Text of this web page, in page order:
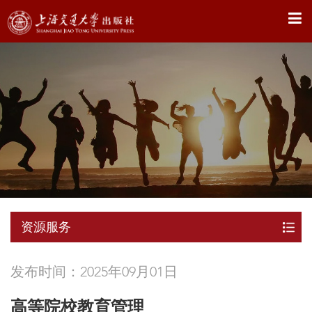
X
资源服务
发布时间：2025年09月01日
高等院校教育管理